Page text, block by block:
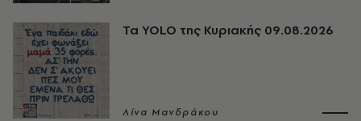
Τα YOLO της Κυριακής 09.08.2026
Λίνα Μανδράκου